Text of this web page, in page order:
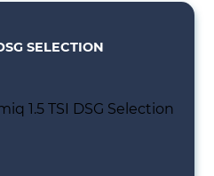
SELECTION